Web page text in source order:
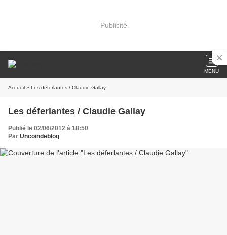
Publicité
MENU
Accueil » Les déferlantes / Claudie Gallay
Les déferlantes / Claudie Gallay
Publié le 02/06/2012 à 18:50
Par Uncoindeblog